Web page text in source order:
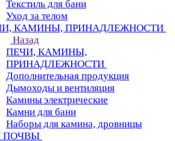
Текстиль для бани
Уход за телом
КАМИНЫ, ПРИНАДЛЕЖНОСТИ
Назад
ПЕЧИ, КАМИНЫ,
ПРИНАДЛЕЖНОСТИ
Дополнительная продукция
Дымоходы и вентиляция
Камины электрические
Камни для бани
Наборы для камина, дровницы
ПОЧВЫ